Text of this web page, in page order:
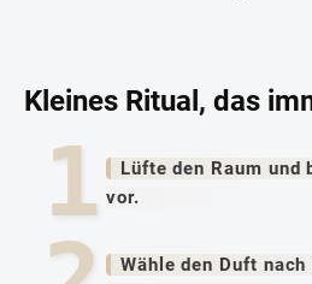
Kleines Ritual, das
Lüfte den Raum und
vor.
Wähle den Duft nach